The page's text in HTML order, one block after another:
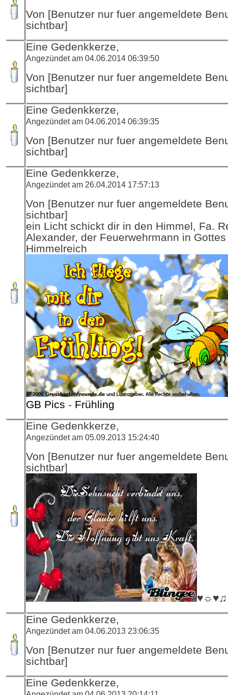
Von [Benutzer nur fuer angemeldete
sichtbar]
Eine Gedenkkerze,
Angezündet am 04.06.2014 06:39:50
Von [Benutzer nur fuer angemeldete
sichtbar]
Eine Gedenkkerze,
Angezündet am 04.06.2014 06:39:35
Von [Benutzer nur fuer angemeldete
sichtbar]
Eine Gedenkkerze,
Angezündet am 26.04.2014 17:57:13
Von [Benutzer nur fuer angemeldete
sichtbar]
ein Licht schickt dir in den Himmel, Fa.
Alexander, der Feuerwehrmann in Gottes
Himmelreich
GB Pics - Frühling
Eine Gedenkkerze,
Angezündet am 05.09.2013 15:24:40
Von [Benutzer nur fuer angemeldete
sichtbar]
♥☼♥♫
Eine Gedenkkerze,
Angezündet am 04.06.2013 23:06:35
Von [Benutzer nur fuer angemeldete
sichtbar]
Eine Gedenkkerze,